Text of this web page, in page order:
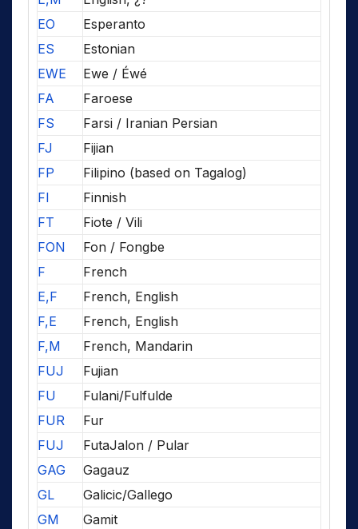
EO
Esperanto
ES
Estonian
EWE
Ewe / Éwé
FA
Faroese
FS
Farsi / Iranian Persian
FJ
Fijian
FP
Filipino (based on Tagalog)
FI
Finnish
FT
Fiote / Vili
FON
Fon / Fongbe
F
French
E,F
French, English
F,E
French, English
F,M
French, Mandarin
FUJ
Fujian
FU
Fulani/Fulfulde
FUR
Fur
FUJ
FutaJalon / Pular
GAG
Gagauz
GL
Galicic/Gallego
GM
Gamit